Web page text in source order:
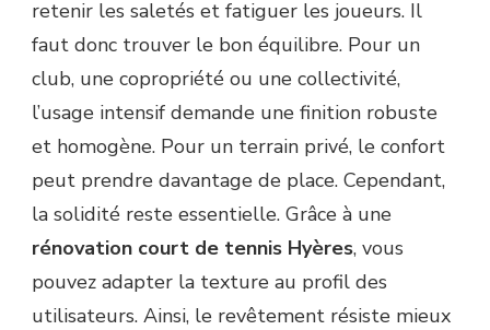
retenir les saletés et fatiguer les joueurs. Il
faut donc trouver le bon équilibre. Pour un
club, une copropriété ou une collectivité,
l’usage intensif demande une finition robuste
et homogène. Pour un terrain privé, le confort
peut prendre davantage de place. Cependant,
la solidité reste essentielle. Grâce à une
rénovation court de tennis Hyères, vous
pouvez adapter la texture au profil des
utilisateurs. Ainsi, le revêtement résiste mieux